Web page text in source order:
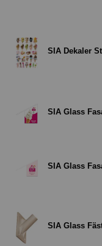
SIA Dekaler
SIA Glass
SIA Glass
SIA Glass